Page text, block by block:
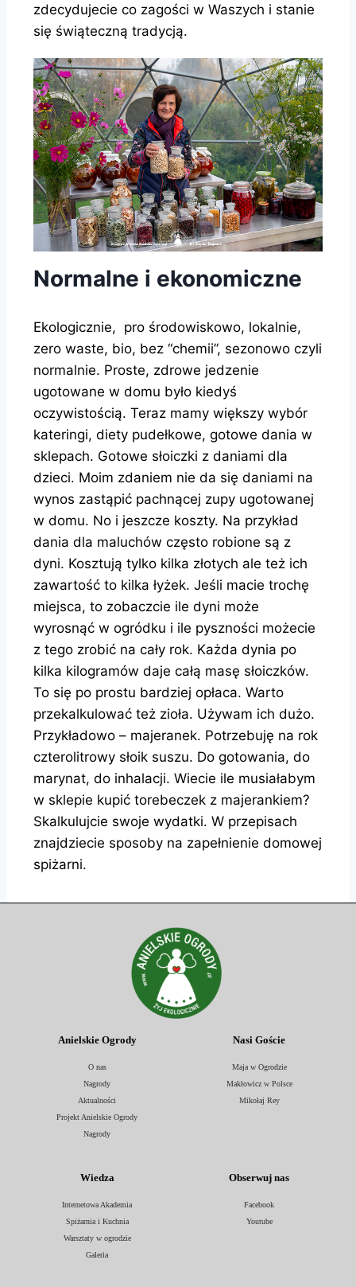
zdecydujecie co zagości w Waszych i stanie
się świąteczną tradycją.
Normalne i ekonomiczne
Ekologicznie, pro środowiskowo, lokalnie,
zero waste, bio, bez “chemii”, sezonowo czyli
normalnie. Proste, zdrowe jedzenie
ugotowane w domu było kiedyś
oczywistością. Teraz mamy większy wybór
kateringi, diety pudełkowe, gotowe dania w
sklepach. Gotowe słoiczki z daniami dla
dzieci. Moim zdaniem nie da się daniami na
wynos zastąpić pachnącej zupy ugotowanej
w domu. No i jeszcze koszty. Na przykład
dania dla maluchów często robione są z
dyni. Kosztują tylko kilka złotych ale też ich
zawartość to kilka łyżek. Jeśli macie trochę
miejsca, to zobaczcie ile dyni może
wyrosnąć w ogródku i ile pyszności możecie
z tego zrobić na cały rok. Każda dynia po
kilka kilogramów daje całą masę słoiczków.
To się po prostu bardziej opłaca. Warto
przekalkulować też zioła. Używam ich dużo.
Przykładowo – majeranek. Potrzebuję na rok
czterolitrowy słoik suszu. Do gotowania, do
marynat, do inhalacji. Wiecie ile musiałabym
w sklepie kupić torebeczek z majerankiem?
Skalkulujcie swoje wydatki. W przepisach
znajdziecie sposoby na zapełnienie domowej
spiżarni.
Anielskie Ogrody
O nas
Nagrody
Aktualności
Projekt Anielskie Ogrody
Nagrody
Nasi Goście
Maja w Ogrodzie
Makłowicz w Polsce
Mikołaj Rey
Wiedza
Internetowa Akademia
Spiżarnia i Kuchnia
Warsztaty w ogrodzie
Galeria
Obserwuj nas
Facebook
Youtube